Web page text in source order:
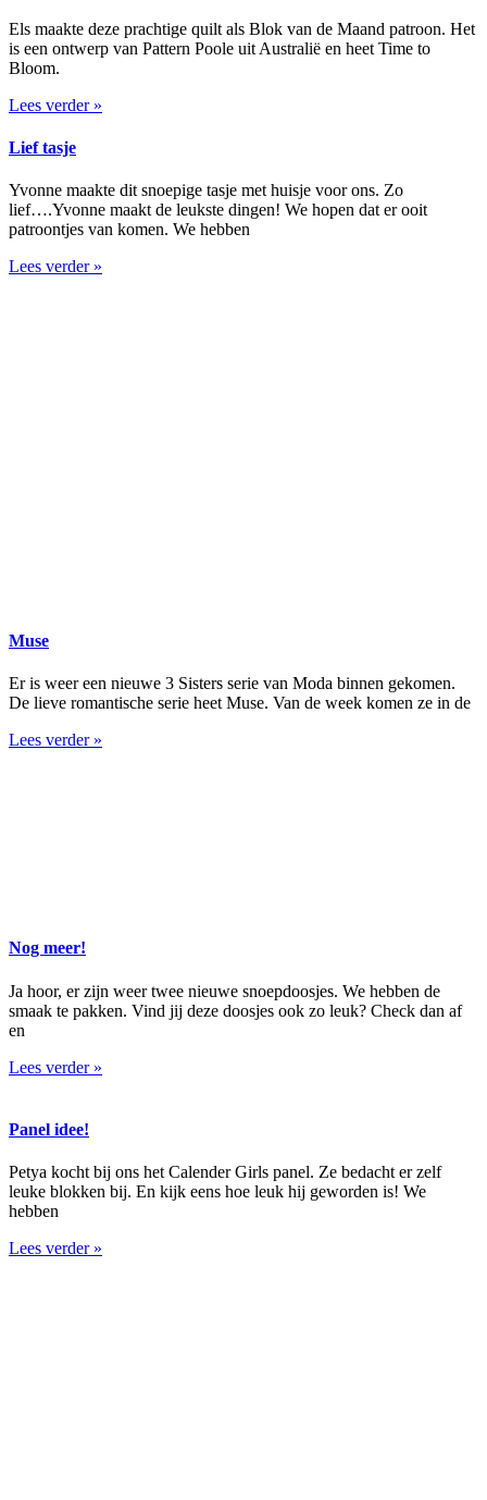
Els maakte deze prachtige quilt als Blok van de Maand patroon. Het
is een ontwerp van Pattern Poole uit Australië en heet Time to
Bloom.
Lees verder »
Lief tasje
Yvonne maakte dit snoepige tasje met huisje voor ons. Zo
lief….Yvonne maakt de leukste dingen! We hopen dat er ooit
patroontjes van komen. We hebben
Lees verder »
Muse
Er is weer een nieuwe 3 Sisters serie van Moda binnen gekomen.
De lieve romantische serie heet Muse. Van de week komen ze in de
Lees verder »
Nog meer!
Ja hoor, er zijn weer twee nieuwe snoepdoosjes. We hebben de
smaak te pakken. Vind jij deze doosjes ook zo leuk? Check dan af
en
Lees verder »
Panel idee!
Petya kocht bij ons het Calender Girls panel. Ze bedacht er zelf
leuke blokken bij. En kijk eens hoe leuk hij geworden is! We
hebben
Lees verder »